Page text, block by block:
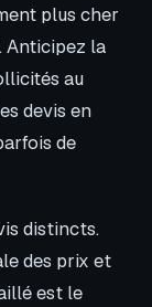
plus cher
Anticipez la
au
devis en
de
distincts.
des prix et
est le